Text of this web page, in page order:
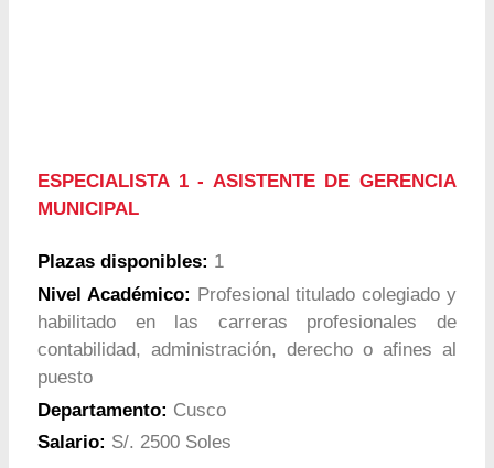
ESPECIALISTA 1 - ASISTENTE DE GERENCIA
MUNICIPAL
Plazas disponibles: 1
Nivel Académico: Profesional titulado colegiado y
habilitado en las carreras profesionales de
contabilidad, administración, derecho o afines al
puesto
Departamento: Cusco
Salario: S/. 2500 Soles